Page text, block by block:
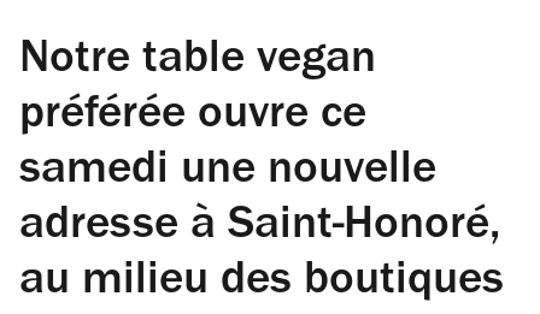
Notre table vegan
préférée ouvre ce
samedi une nouvelle
adresse à Saint-Honoré,
au milieu des boutiques